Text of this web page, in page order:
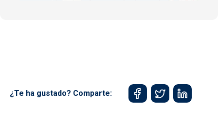
¿Te ha gustado? Comparte: